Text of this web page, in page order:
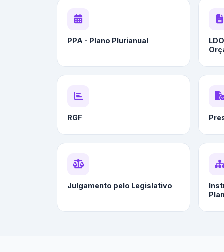
PPA - Plano Plurianual
RGF
Julgamento pelo Legislativo